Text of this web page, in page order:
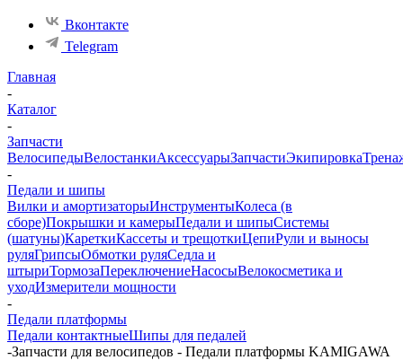
Вконтакте
Telegram
Главная
-
Каталог
-
Запчасти
ВелосипедыВелостанкиАксессуарыЗапчастиЭкипировка
-
Педали и шипы
Вилки и амортизаторыИнструментыКолеса (в
сборе)Покрышки и камерыПедали и шипыСистемы
(шатуны)КареткиКассеты и трещоткиЦепиРули и выносы
руляГрипсыОбмотки руляСедла и
штыриТормозаПереключениеНасосыВелокосметика и
уходИзмерители мощности
-
Педали платформы
Педали контактныеШипы для педалей
-Запчасти для велосипедов - Педали платформы KAMIGAWA